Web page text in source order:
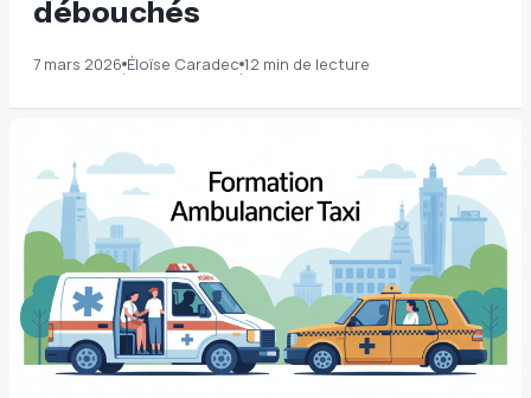
débouchés
7 mars 2026·Éloïse Caradec·12 min de lecture